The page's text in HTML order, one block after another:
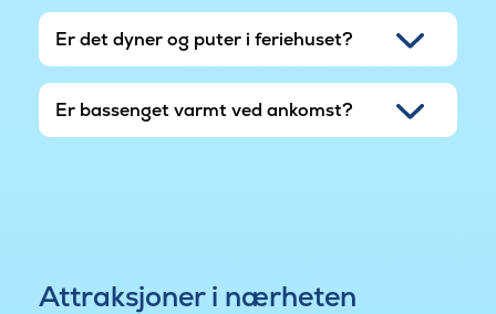
Er det dyner og puter i feriehuset?
Er bassenget varmt ved ankomst?
Attraksjoner i nærheten